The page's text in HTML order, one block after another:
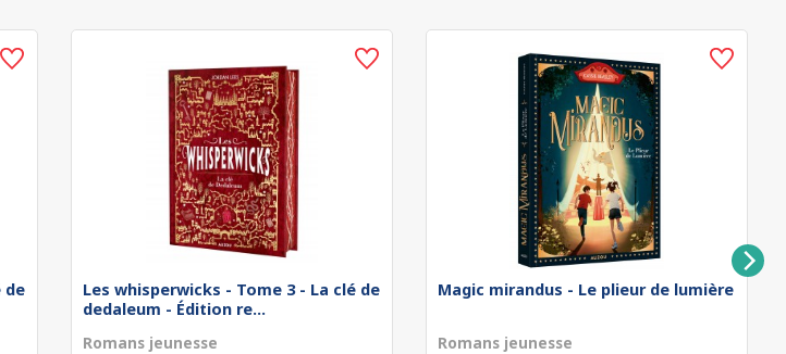
de
Les whisperwicks - Tome 3 - La clé de
dedaleum - Édition re...
Romans jeunesse
Magic mirandus - Le plieur de lumière
Romans jeunesse